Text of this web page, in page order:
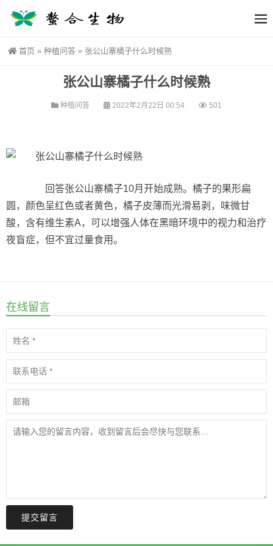
首页 » 种植问答 » 张公山寨橘子什么时候熟
张公山寨橘子什么时候熟
种植问答 2022年2月22日 00:54 501
回答张公山寨橘子10月开始成熟。橘子的果形扁
圆，颜色呈红色或者黄色，橘子皮薄而光滑易剥，味微甘
酸，含有维生素A，可以增强人体在黑暗环境中的视力和治疗
夜盲症，但不宜过量食用。
在线留言
提交留言